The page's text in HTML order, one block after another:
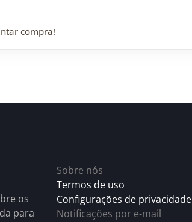
compra!
os
para
Sobre nós
Termos de uso
Configurações de privacidade
Notificações por e-mail